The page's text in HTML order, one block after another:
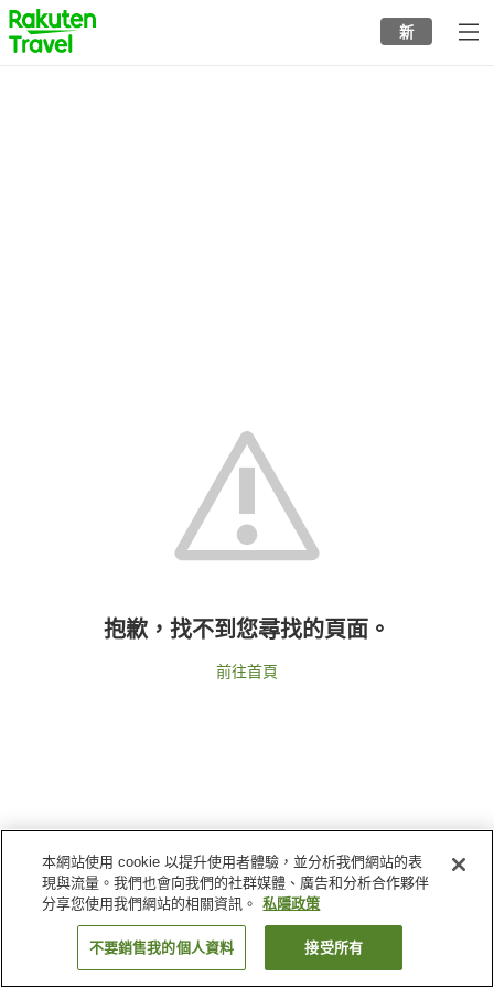
to
top
page
新
抱歉，找不到您尋找的頁面。
前往首頁
本網站使用 cookie 以提升使用者體驗，並分析我們網站的表
現與流量。我們也會向我們的社群媒體、廣告和分析合作夥伴
分享您使用我們網站的相關資訊。
私隱政策
不要銷售我的個人資料 接受所有